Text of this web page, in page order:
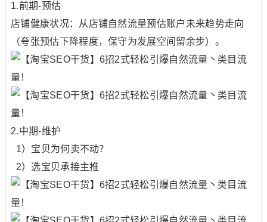
1.前期-预估
店铺健康状况：从店铺自然流量预估账户未来趋势走向
（夸张预估下降程度，保守为发展空间留余步）。
2.中期-维护
1）宝贝为何卖不动？
2）选宝贝承接主推